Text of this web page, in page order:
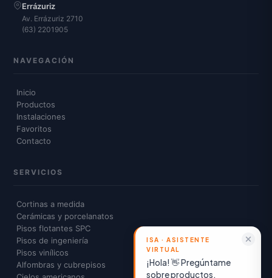
¡Hola! 👋 Pregúntame
sobre productos,
Errázuriz
Av. Errázuriz 2710
(63) 2201905
NAVEGACIÓN
Inicio
Productos
Instalaciones
Favoritos
Contacto
SERVICIOS
Cortinas a medida
Cerámicas y porcelanatos
Pisos flotantes SPC
Pisos de ingeniería
Pisos vinílicos
Alfombras y cubrepisos